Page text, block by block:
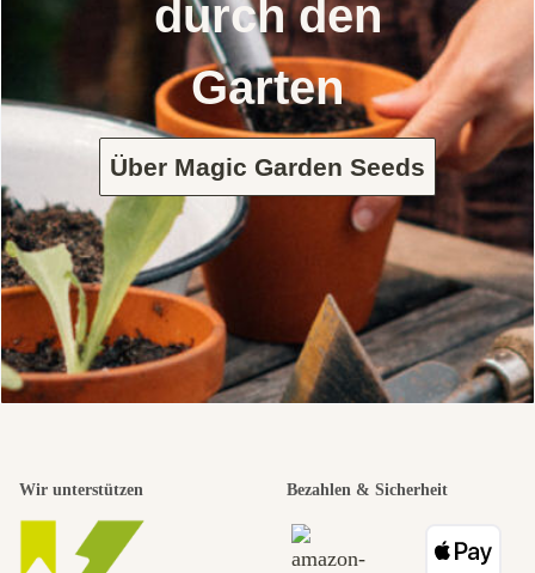
durch den
Garten
Über Magic Garden Seeds
Wir unterstützen Bezahlen & Sicherheit